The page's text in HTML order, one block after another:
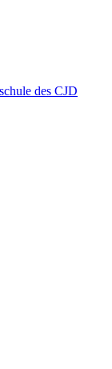
des CJD